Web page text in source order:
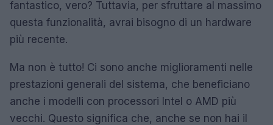
fantastico, vero? Tuttavia, per sfruttare al massimo
questa funzionalità, avrai bisogno di un hardware
più recente.
Ma non è tutto! Ci sono anche miglioramenti nelle
prestazioni generali del sistema, che beneficiano
anche i modelli con processori Intel o AMD più
vecchi. Questo significa che, anche se non hai il